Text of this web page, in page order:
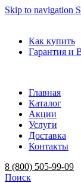
Skip to navigation
Как купить
Гарантия и
Главная
Каталог
Акции
Услуги
Доставка
Контакты
8 (800) 505-99-09
Поиск